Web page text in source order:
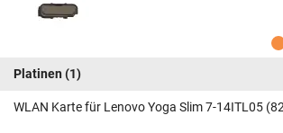
Platinen (1)
WLAN Karte für Lenovo Yoga Slim 7-14ITL05